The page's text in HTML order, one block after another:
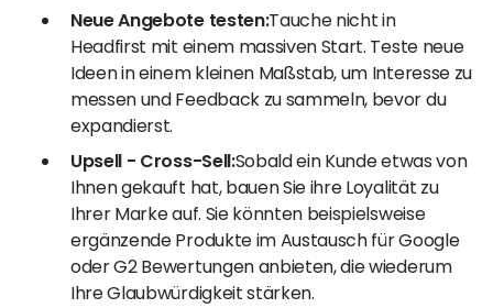
Neue Angebote testen:Tauche nicht in
Headfirst mit einem massiven Start. Teste neue
Ideen in einem kleinen Maßstab, um Interesse zu
messen und Feedback zu sammeln, bevor du
expandierst.
Upsell - Cross-Sell:Sobald ein Kunde etwas von
Ihnen gekauft hat, bauen Sie ihre Loyalität zu
Ihrer Marke auf. Sie könnten beispielsweise
ergänzende Produkte im Austausch für Google
oder G2 Bewertungen anbieten, die wiederum
Ihre Glaubwürdigkeit stärken.